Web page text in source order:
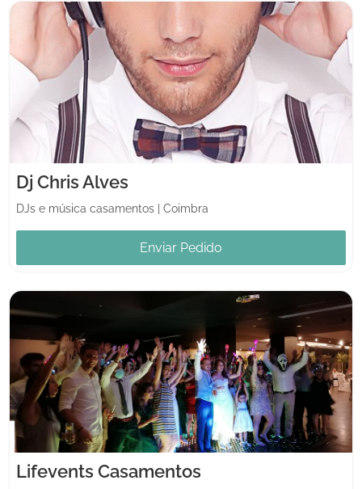
Dj Chris Alves
DJs e música casamentos Coimbra
Enviar Pedido
Lifevents Casamentos